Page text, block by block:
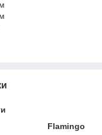
Flamingo